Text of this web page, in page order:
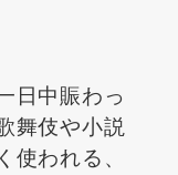
日中賑わっ
舞伎や小説
使われる、